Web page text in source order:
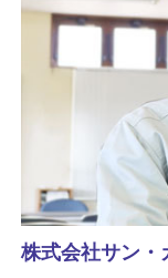
株式会社サン・